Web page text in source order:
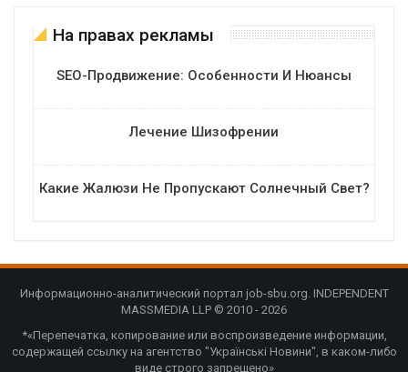
На правах рекламы
SEO-Продвижение: Особенности И Нюансы
Лечение Шизофрении
Какие Жалюзи Не Пропускают Солнечный Свет?
Информационно-аналитический портал job-sbu.org. INDEPENDENT
MASSMEDIA LLP © 2010 - 2026
*«Перепечатка, копирование или воспроизведение информации,
содержащей ссылку на агентство "Українські Новини", в каком-либо
виде строго запрещено»